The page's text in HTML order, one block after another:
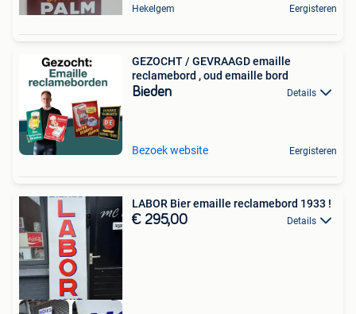
Hekelgem Eergisteren
GEZOCHT / GEVRAAGD emaille
reclamebord , oud emaille bord
Bieden Details
Bezoek website Eergisteren
LABOR Bier emaille reclamebord 1933 !
€ 295,00 Details